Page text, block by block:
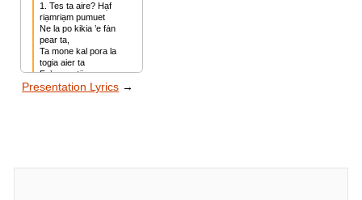
1. Tes ta aire? Hạf
riạmriạm pumuet
Ne la po kikia ’e fȧn
pear ta,
Ta mone kal pora la
togia aier ta
Fạ’purou tög noanoa
’on sạu telama
Presentation Lyrics →